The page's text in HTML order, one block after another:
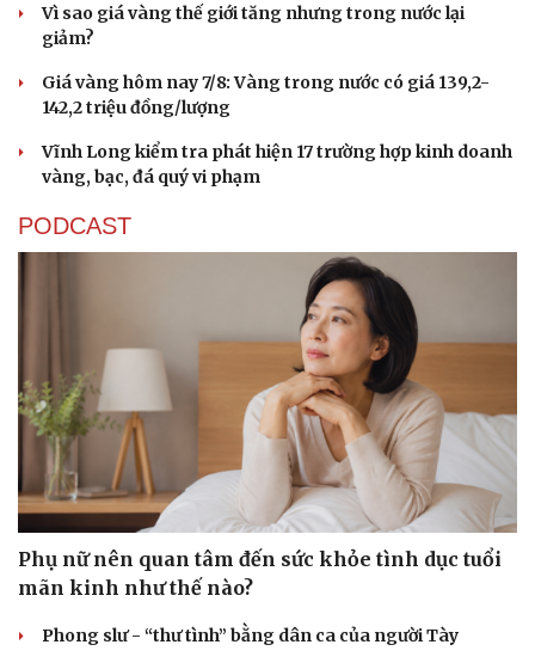
Vì sao giá vàng thế giới tăng nhưng trong nước lại
giảm?
Giá vàng hôm nay 7/8: Vàng trong nước có giá 139,2-
142,2 triệu đồng/lượng
Vĩnh Long kiểm tra phát hiện 17 trường hợp kinh doanh
vàng, bạc, đá quý vi phạm
PODCAST
Phụ nữ nên quan tâm đến sức khỏe tình dục tuổi
mãn kinh như thế nào?
Phong slư - “thư tình” bằng dân ca của người Tày